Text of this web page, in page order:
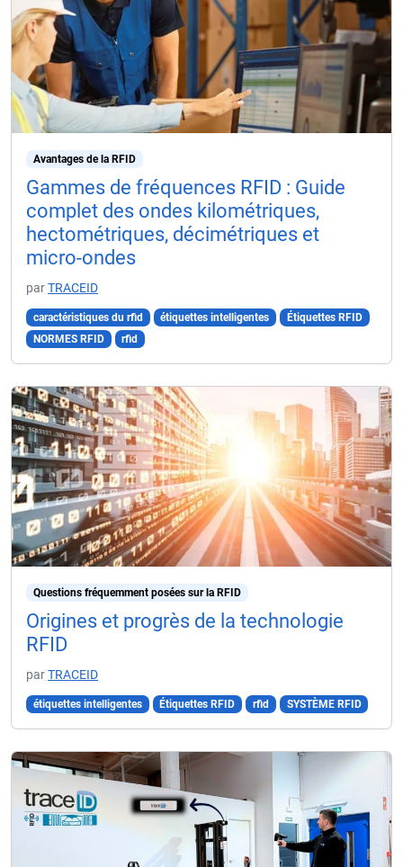
Avantages de la RFID
Gammes de fréquences RFID : Guide
complet des ondes kilométriques,
hectométriques, décimétriques et
micro-ondes
parTRACEID
caractéristiques du rfid étiquettes intelligentes
Étiquettes RFID
NORMES RFID
rfid
Questions fréquemment posées sur la RFID
Origines et progrès de la technologie
RFID
parTRACEID
étiquettes intelligentes Étiquettes RFID rfid SYSTÈME RFID